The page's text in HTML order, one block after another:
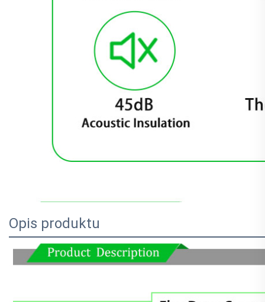
Opis produktu